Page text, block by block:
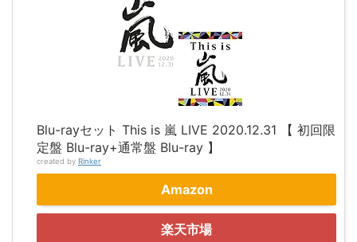
Blu-rayセット This is 嵐 LIVE 2020.12.31 【 初回限
定盤 Blu-ray+通常盤 Blu-ray 】
created by Rinker
Amazon
楽天市場